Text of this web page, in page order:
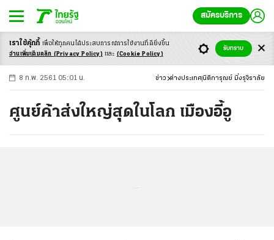
สมัครบริการ
-ก ก ก+
8 ก.พ. 2561 05:01 น. ข่าว ต่างประเทศ นิติการุณย์ มิ่งรุจิราลัย
ศูนย์ค้าส่งใหญ่สุดในโลก เมืองอี้อู
เราใช้คุ้กกี้ เพื่อให้ทุกคนได้ประสบการณ์การใช้งานที่ดียิ่งขึ้น
อ่านเพิ่มเติมคลิก (Privacy Policy) และ (Cookie Policy)
รับทราบ